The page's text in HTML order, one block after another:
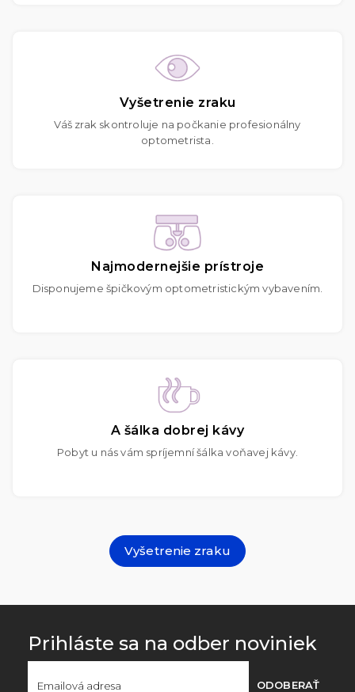
Vyšetrenie zraku
Váš zrak skontroluje na počkanie profesionálny
optometrista.
Najmodernejšie prístroje
Disponujeme špičkovým optometristickým vybavením.
A šálka dobrej kávy
Pobyt u nás vám spríjemní šálka voňavej kávy.
Vyšetrenie zraku
Prihláste sa na odber noviniek
ODOBERAŤ